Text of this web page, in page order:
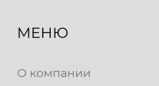
МЕНЮ
О компании